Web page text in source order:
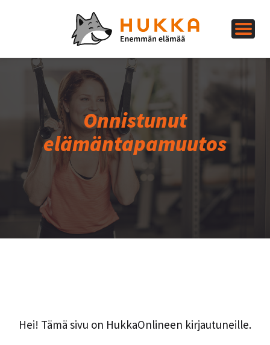
Onnistunut
elämäntapamuutos
Hei! Tämä sivu on HukkaOnlineen kirjautuneille.